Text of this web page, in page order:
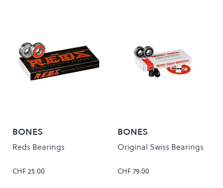
BONES
Reds Bearings
CHF 25.00
BONES
Original Swiss Bearings
CHF 79.00